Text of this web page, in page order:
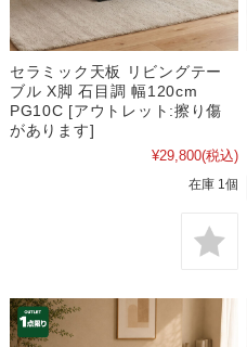
セラミック天板 リビングテー
ブル X脚 石目調 幅120cm
PG10C [アウトレット:擦り傷
があります]
¥29,800(税込)
在庫 1個